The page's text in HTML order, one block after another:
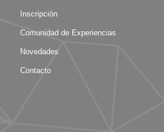
Inscripción
Comunidad de Experiencias
Novedades
Contacto